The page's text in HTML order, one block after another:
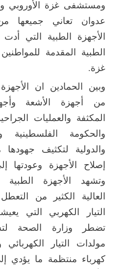
ومستشفى غزة الأوروبي
عدوان تعاني جميعها
الأجهزة الطبية التي
الطبية المقدمة
غزة.
وبين الحمادين ان
من أجهزة الأشعة
المكثفة والعمليات
والحكومة الفلسطينية
والدولية لتكثيف
إصلاح الأجهزة
وتشهد الأجهزة الطبية
العالية الكثير من
التيار الكهربي التي
تضطر وزارة الصحة
مولدات التيار
كهرباء منتظمة ما يؤدي